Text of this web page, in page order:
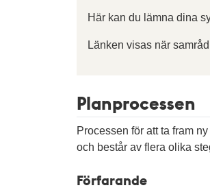
Här kan du lämna dina
Länken visas när
Planprocessen
Processen för att ta fram
och består av flera olika
Förfarande